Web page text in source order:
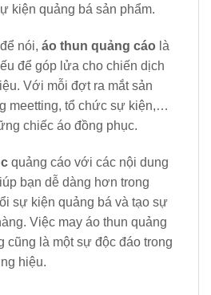
kiện quảng bá sản phẩm.
nói, áo thun quảng cáo là
để góp lửa cho chiến dịch
Với mỗi đợt ra mắt sản
meetting, tổ chức sự kiện,…
chiếc áo đồng phục.
quảng cáo với các nội dung
bạn dễ dàng hơn trong
sự kiện quảng bá và tạo sự
Việc may áo thun quảng
cũng là một sự độc đáo trong
hiệu.